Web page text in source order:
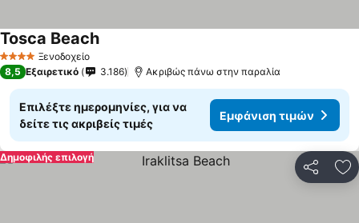
4 ΑστέριαΞενοδοχείο
Tosca Beach
8,5 Εξαιρετικό 3.186 Ακριβώς πάνω στην παραλία
Επιλέξτε ημερομηνίες, για να
δείτε τις ακριβείς τιμές
Εμφάνιση τιμών
Δημοφιλής επιλογή